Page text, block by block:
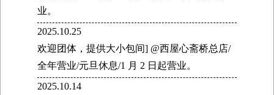
业。
2025.10.25
欢迎团体，提供大小包间] @西屋心斋桥总店/
全年营业/元旦休息/1 月 2 日起营业。
2025.10.14